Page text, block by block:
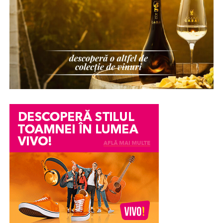
unor stâlpi de rezistență poziționați ciudat pot reduce
drastic spațiul efectiv pe care îl poți folosi pentru
mobilare.
O compartimentare neinspirată te poate obliga să faci
compromisuri neplăcute. Iată câteva detalii de
geometrie interioară pe care trebuie să le analizezi atent
când vizitezi o proprietate:
Adâncimea nișelor. Pervazurile late sau nișele de
pe holuri trebuie să poată găzdui un șifonier sau un
pantofar standard fără să blocheze trecerea.
Poziția ușilor. Dacă ușile de la baie și bucătărie se
deschid una în alta sau blochează accesul în
camera principală, confortul zilnic scade
considerabil.
Spațiul pentru mașina de spălat. Multe băi mici din
blocurile vechi nu au fost proiectate cu scurgeri și
comunitate construită în jurul confortului, arhitecturii
contemporane și calității vieții. Ansamblul este format
din 73 de vile individuale , dezvoltate pe un teren de
aproximativ35.400 mp, într-o comunitate închisă cu
acces controlat, spații verzi generoase și infrastructură
modernă.
Pipera, Aeroportul Internațional Henri Coandă, Băneasa
Shopping City și principalele școli internaționale din
nordul capitalei. În același timp, VIVO Residence
propune un stil de viață echilibrat, într-o zonă aflată
într-o dezvoltare accelerată și cu un potențial ridicat de
apreciere pe termen lung.
VIVO Residencese alătură portofoliului NBI într-un
moment în care nordul Bucureștiului și zona Tunari își
consolidează poziția printre cele maiatractive